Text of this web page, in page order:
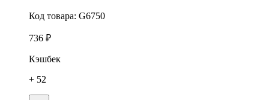
Код товара: G6750
736 ₽
Кэшбек
+ 52